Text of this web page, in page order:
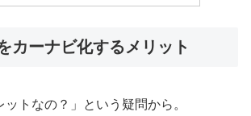
カーナビ化するメリット
ットなの？」という疑問から。